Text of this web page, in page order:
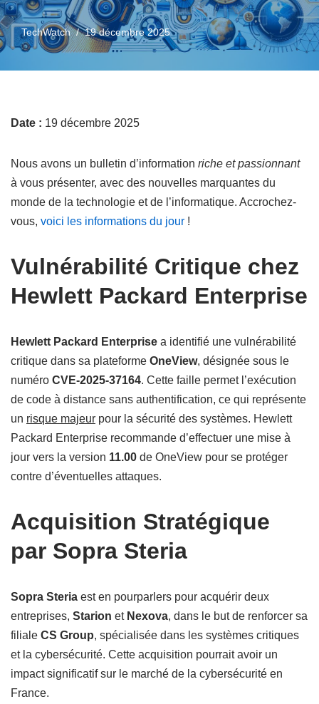
TechWatch 19 décembre 2025
Date : 19 décembre 2025
Nous avons un bulletin d’information riche et passionnant
à vous présenter, avec des nouvelles marquantes du
monde de la technologie et de l’informatique. Accrochez-
vous, voici les informations du jour !
Vulnérabilité Critique chez
Hewlett Packard Enterprise
Hewlett Packard Enterprise a identifié une vulnérabilité
critique dans sa plateforme OneView, désignée sous le
numéro CVE-2025-37164. Cette faille permet l’exécution
de code à distance sans authentification, ce qui représente
un risque majeur pour la sécurité des systèmes. Hewlett
Packard Enterprise recommande d’effectuer une mise à
jour vers la version 11.00 de OneView pour se protéger
contre d’éventuelles attaques.
Acquisition Stratégique
par Sopra Steria
Sopra Steria est en pourparlers pour acquérir deux
entreprises, Starion et Nexova, dans le but de renforcer sa
filiale CS Group, spécialisée dans les systèmes critiques
et la cybersécurité. Cette acquisition pourrait avoir un
impact significatif sur le marché de la cybersécurité en
France.